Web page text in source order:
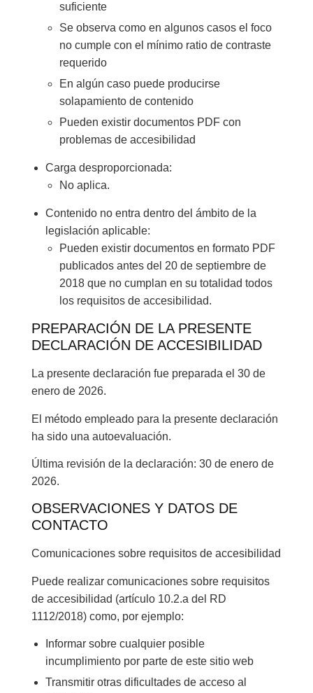
suficiente
Se observa como en algunos casos el foco
no cumple con el mínimo ratio de contraste
requerido
En algún caso puede producirse
solapamiento de contenido
Pueden existir documentos PDF con
problemas de accesibilidad
Carga desproporcionada:
No aplica.
Contenido no entra dentro del ámbito de la
legislación aplicable:
Pueden existir documentos en formato PDF
publicados antes del 20 de septiembre de
2018 que no cumplan en su totalidad todos
los requisitos de accesibilidad.
PREPARACIÓN DE LA PRESENTE
DECLARACIÓN DE ACCESIBILIDAD
La presente declaración fue preparada el 30 de
enero de 2026.
El método empleado para la presente declaración
ha sido una autoevaluación.
Última revisión de la declaración: 30 de enero de
2026.
OBSERVACIONES Y DATOS DE
CONTACTO
Comunicaciones sobre requisitos de accesibilidad
Puede realizar comunicaciones sobre requisitos
de accesibilidad (artículo 10.2.a del RD
1112/2018) como, por ejemplo:
Informar sobre cualquier posible
incumplimiento por parte de este sitio web
Transmitir otras dificultades de acceso al